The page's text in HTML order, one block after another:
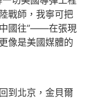
戰師，我寧可把
國往”——在張現
像是美國媒體的
到北京，金貝爾